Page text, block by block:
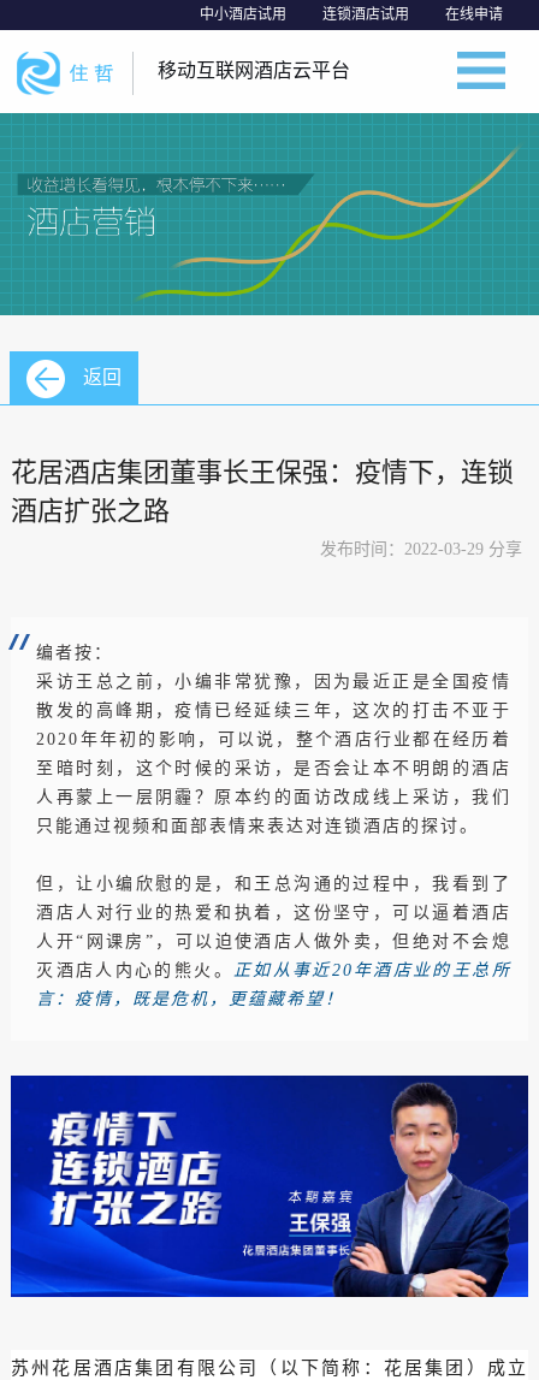
在线申请
连锁酒店试用
中小酒店试用
移动互联网酒店云平台
返回
花居酒店集团董事长王保强：疫情下，连锁
酒店扩张之路
发布时间：2022-03-29 分享
编者按：
采访王总之前，小编非常犹豫，因为最近正是全国疫情
散发的高峰期，疫情已经延续三年，这次的打击不亚于
2020年年初的影响，可以说，整个酒店行业都在经历着
至暗时刻，这个时候的采访，是否会让本不明朗的酒店
人再蒙上一层阴霾？原本约的面访改成线上采访，我们
只能通过视频和面部表情来表达对连锁酒店的探讨。
但，让小编欣慰的是，和王总沟通的过程中，我看到了
酒店人对行业的热爱和执着，这份坚守，可以逼着酒店
人开“网课房”，可以迫使酒店人做外卖，但绝对不会熄
灭酒店人内心的熊火。 正如从事近20年酒店业的王总所
言：疫情，既是危机，更蕴藏希望！
苏州花居酒店集团有限公司（以下简称：花居集团）成立